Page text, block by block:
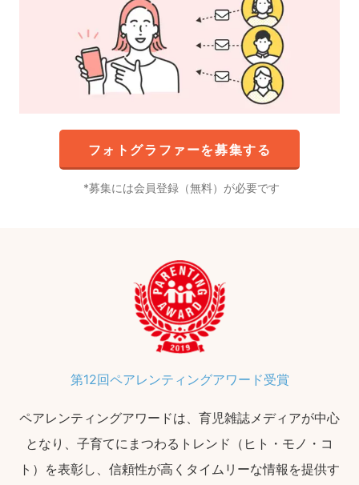
フォトグラファーを募集する
募集には会員登録（無料）が必要です
第12回ペアレンティングアワード受賞
ペアレンティングアワードは、育児雑誌メディアが中心
となり、子育てにまつわるトレンド（ヒト・モノ・コ
ト）を表彰し、信頼性が高くタイムリーな情報を提供す